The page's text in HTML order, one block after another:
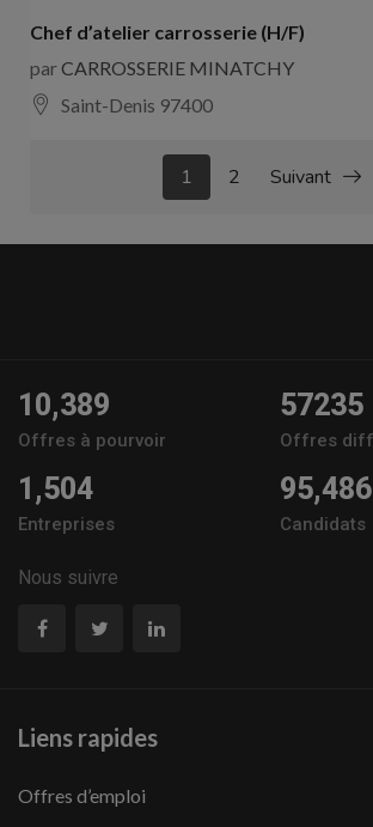
Chef d’atelier carrosserie (H/F)
parCARROSSERIE MINATCHY
Saint-Denis 97400
1 2 Suivant
10,389
Offres à pourvoir
57235
Offres
1,504
Entreprises
95,486
Candidats
Nous suivre
Liens rapides
Offres d’emploi